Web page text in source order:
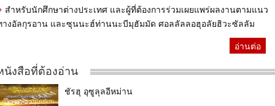
สำหรับนักศึกษาต่างประเทศ และผู้ที่ต้องการร่วมเผยแพร่ผลงานตามแนว
างอัลกุรอาน และซุนนะฮ์ท่านนะบีมุฮัมมัด ศอลลัลลอฮุอลัยฮิวะซัลลัม
อ่านต่อ
นังสือที่ต้องอ่าน
ชัรฮุ อุซูลุลอีหม่าน